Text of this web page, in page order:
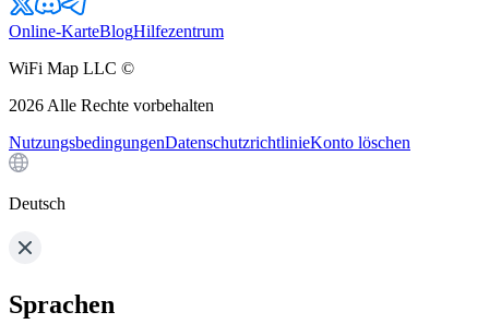
Online-KarteBlogHilfezentrum
WiFi Map LLC ©
2026 Alle Rechte vorbehalten
NutzungsbedingungenDatenschutzrichtlinieKonto löschen
Deutsch
Sprachen